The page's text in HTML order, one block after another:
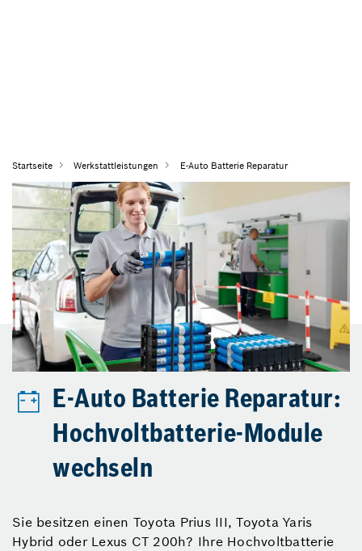
Startseite Werkstattleistungen E-Auto Batterie Reparatur
E-Auto Batterie Reparatur:
Hochvoltbatterie-Module
wechseln
Sie besitzen einen Toyota Prius III, Toyota Yaris
Hybrid oder Lexus CT 200h? Ihre Hochvoltbatterie